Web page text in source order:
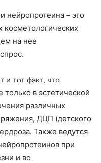
нейропротеина – это
косметологических
на нее
и тот факт, что
только в эстетической
различных
ДЦП (детского
Также ведутся
при
и во